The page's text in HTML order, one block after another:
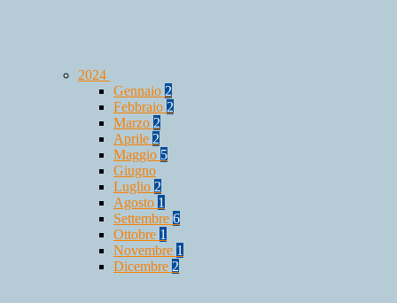
2024
Gennaio 2
Febbraio 2
Marzo 2
Aprile 2
Maggio 5
Giugno
Luglio 2
Agosto 1
Settembre 6
Ottobre 1
Novembre 1
Dicembre 2